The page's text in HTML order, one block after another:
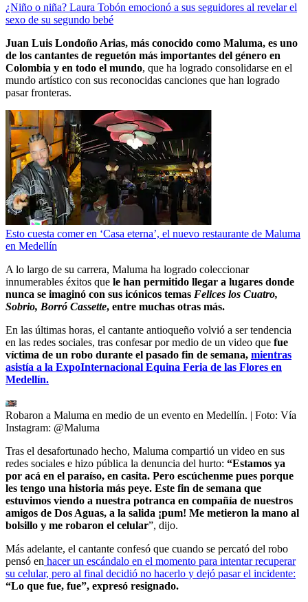
¿Niño o niña? Laura Tobón emocionó a sus seguidores al revelar el
sexo de su segundo bebé
Juan Luis Londoño Arias, más conocido como Maluma, es uno
de los cantantes de reguetón más importantes del género en
Colombia y en todo el mundo, que ha logrado consolidarse en el
mundo artístico con sus reconocidas canciones que han logrado
pasar fronteras.
Esto cuesta comer en ‘Casa eterna’, el nuevo restaurante de Maluma
en Medellín
A lo largo de su carrera, Maluma ha logrado coleccionar
innumerables éxitos que le han permitido llegar a lugares donde
nunca se imaginó con sus icónicos temas Felices los Cuatro,
Sobrio, Borró Cassette, entre muchas otras más.
En las últimas horas, el cantante antioqueño volvió a ser tendencia
en las redes sociales, tras confesar por medio de un video que fue
víctima de un robo durante el pasado fin de semana, mientras
asistía a la ExpoInternacional Equina Feria de las Flores en
Medellín.
Robaron a Maluma en medio de un evento en Medellín. | Foto: Vía
Instagram: @Maluma
Tras el desafortunado hecho, Maluma compartió un video en sus
redes sociales e hizo pública la denuncia del hurto: “Estamos ya
por acá en el paraíso, en casita. Pero escúchenme pues porque
les tengo una historia más peye. Este fin de semana que
estuvimos viendo a nuestra potranca en compañía de nuestros
amigos de Dos Aguas, a la salida ¡pum! Me metieron la mano al
bolsillo y me robaron el celular”, dijo.
Más adelante, el cantante confesó que cuando se percató del robo
pensó en hacer un escándalo en el momento para intentar recuperar
su celular, pero al final decidió no hacerlo y dejó pasar el incidente:
“Lo que fue, fue”, expresó resignado.